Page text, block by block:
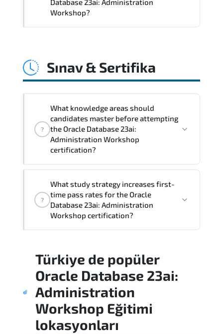
resilience strategy.
Database 23ai: Administration
Workshop?
automation pipelines. policy
Sınav & Sertifika
?
What knowledge areas should
candidates master before attempting
the Oracle Database 23ai:
Administration Workshop
certification?
areas are tested to confirm
professional-level proficiency.
?
What study strategy increases first-
time pass rates for the Oracle
Database 23ai: Administration
Workshop certification?
combining official training materials.
structured revision. and consistent lab
practice is strongly recommended.
Türkiye de popüler
Oracle Database 23ai:
Administration
Workshop Eğitimi
lokasyonları